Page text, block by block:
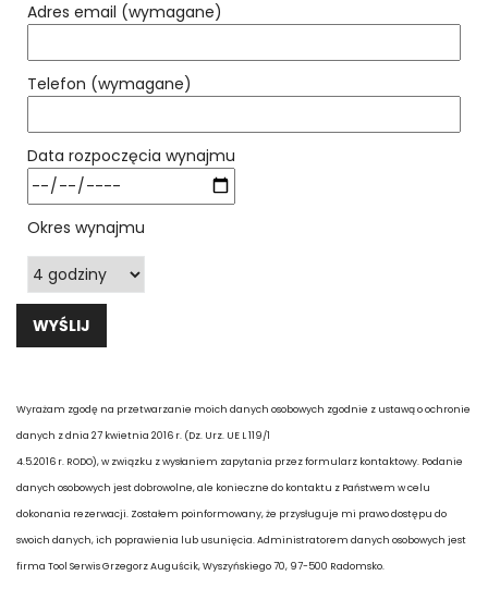
Adres email (wymagane)
Telefon (wymagane)
Data rozpoczęcia wynajmu
Okres wynajmu
Wyrażam zgodę na przetwarzanie moich danych osobowych zgodnie z ustawą o ochronie
danych z dnia 27 kwietnia 2016 r. (Dz. Urz. UE L 119/1
4.5.2016 r. RODO), w związku z wysłaniem zapytania przez formularz kontaktowy. Podanie
danych osobowych jest dobrowolne, ale konieczne do kontaktu z Państwem w celu
dokonania rezerwacji. Zostałem poinformowany, że przysługuje mi prawo dostępu do
swoich danych, ich poprawienia lub usunięcia. Administratorem danych osobowych jest
firma Tool Serwis Grzegorz Auguścik, Wyszyńskiego 70, 97-500 Radomsko.